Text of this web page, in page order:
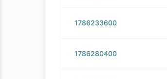
1786233600
1786280400